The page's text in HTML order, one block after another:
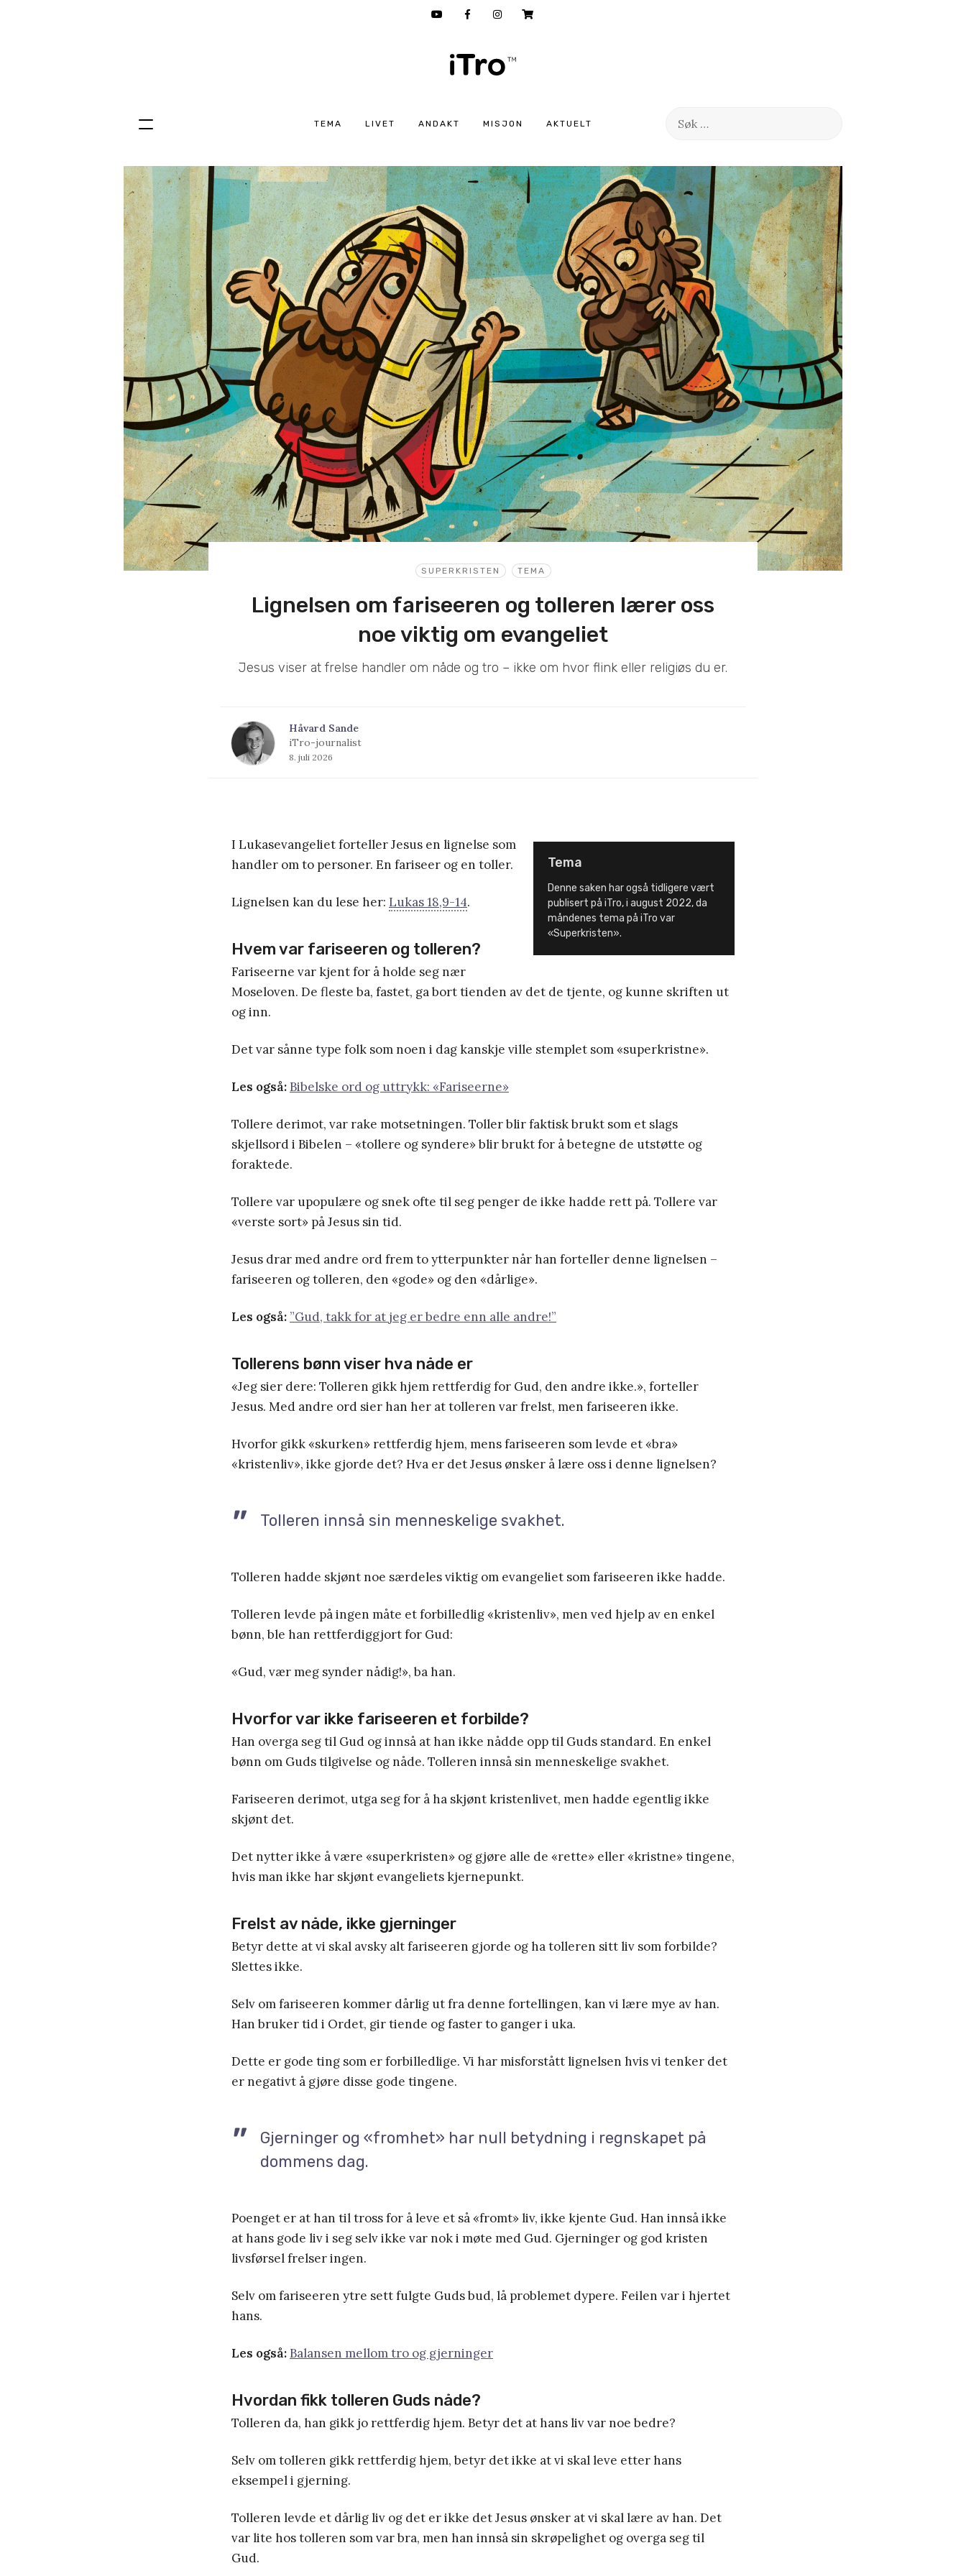
TEMA LIVET ANDAKT MISJON AKTUELT
Søk
Hopp
innhold
SUPERKRISTEN TEMA
Lignelsen om fariseeren og tolleren lærer oss
noe viktig om evangeliet
Jesus viser at frelse handler om nåde og tro – ikke om hvor flink eller religiøs du er.
Håvard Sande
iTro-journalist
8. juli 2026
Tema
Denne saken har også tidligere vært
publisert på iTro, i august 2022, da
måndenes tema på iTro var
«Superkristen».
I Lukasevangeliet forteller Jesus en lignelse som
handler om to personer. En fariseer og en toller.
Lignelsen kan du lese her: Lukas 18,9-14.
Hvem var fariseeren og tolleren?
Fariseerne var kjent for å holde seg nær
Moseloven. De fleste ba, fastet, ga bort tienden av det de tjente, og kunne skriften ut
og inn.
Det var sånne type folk som noen i dag kanskje ville stemplet som «superkristne».
Les også: Bibelske ord og uttrykk: «Fariseerne»
Tollere derimot, var rake motsetningen. Toller blir faktisk brukt som et slags
skjellsord i Bibelen – «tollere og syndere» blir brukt for å betegne de utstøtte og
foraktede.
Tollere var upopulære og snek ofte til seg penger de ikke hadde rett på. Tollere var
«verste sort» på Jesus sin tid.
Jesus drar med andre ord frem to ytterpunkter når han forteller denne lignelsen –
fariseeren og tolleren, den «gode» og den «dårlige».
Les også: ”Gud, takk for at jeg er bedre enn alle andre!”
Tollerens bønn viser hva nåde er
«Jeg sier dere: Tolleren gikk hjem rettferdig for Gud, den andre ikke.», forteller
Jesus. Med andre ord sier han her at tolleren var frelst, men fariseeren ikke.
Hvorfor gikk «skurken» rettferdig hjem, mens fariseeren som levde et «bra»
«kristenliv», ikke gjorde det? Hva er det Jesus ønsker å lære oss i denne lignelsen?
Tolleren innså sin menneskelige svakhet.
Tolleren hadde skjønt noe særdeles viktig om evangeliet som fariseeren ikke hadde.
Tolleren levde på ingen måte et forbilledlig «kristenliv», men ved hjelp av en enkel
bønn, ble han rettferdiggjort for Gud:
«Gud, vær meg synder nådig!», ba han.
Hvorfor var ikke fariseeren et forbilde?
Han overga seg til Gud og innså at han ikke nådde opp til Guds standard. En enkel
bønn om Guds tilgivelse og nåde. Tolleren innså sin menneskelige svakhet.
Fariseeren derimot, utga seg for å ha skjønt kristenlivet, men hadde egentlig ikke
skjønt det.
Det nytter ikke å være «superkristen» og gjøre alle de «rette» eller «kristne» tingene,
hvis man ikke har skjønt evangeliets kjernepunkt.
Frelst av nåde, ikke gjerninger
Betyr dette at vi skal avsky alt fariseeren gjorde og ha tolleren sitt liv som forbilde?
Slettes ikke.
Selv om fariseeren kommer dårlig ut fra denne fortellingen, kan vi lære mye av han.
Han bruker tid i Ordet, gir tiende og faster to ganger i uka.
Dette er gode ting som er forbilledlige. Vi har misforstått lignelsen hvis vi tenker det
er negativt å gjøre disse gode tingene.
Gjerninger og «fromhet» har null betydning i regnskapet på
dommens dag.
Poenget er at han til tross for å leve et så «fromt» liv, ikke kjente Gud. Han innså ikke
at hans gode liv i seg selv ikke var nok i møte med Gud. Gjerninger og god kristen
livsførsel frelser ingen.
Selv om fariseeren ytre sett fulgte Guds bud, lå problemet dypere. Feilen var i hjertet
hans.
Les også: Balansen mellom tro og gjerninger
Hvordan fikk tolleren Guds nåde?
Tolleren da, han gikk jo rettferdig hjem. Betyr det at hans liv var noe bedre?
Selv om tolleren gikk rettferdig hjem, betyr det ikke at vi skal leve etter hans
eksempel i gjerning.
Tolleren levde et dårlig liv og det er ikke det Jesus ønsker at vi skal lære av han. Det
var lite hos tolleren som var bra, men han innså sin skrøpelighet og overga seg til
Gud.